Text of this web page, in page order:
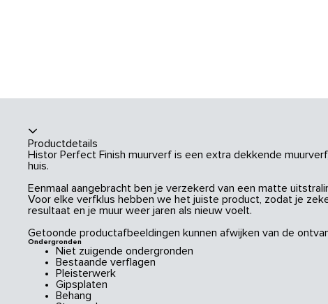
Productdetails
Histor Perfect Finish muurverf is een extra dekkende
huis.
Eenmaal aangebracht ben je verzekerd van een matte
Voor elke verfklus hebben we het juiste product, zodat je
resultaat en je muur weer jaren als nieuw voelt.
Getoonde productafbeeldingen kunnen afwijken van de
Ondergronden
Niet zuigende ondergronden
Bestaande verflagen
Pleisterwerk
Gipsplaten
Behang